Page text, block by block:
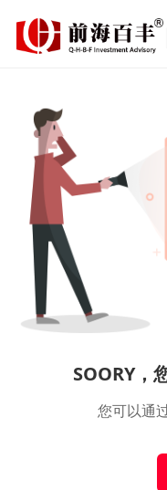
SOORY，
您可以通